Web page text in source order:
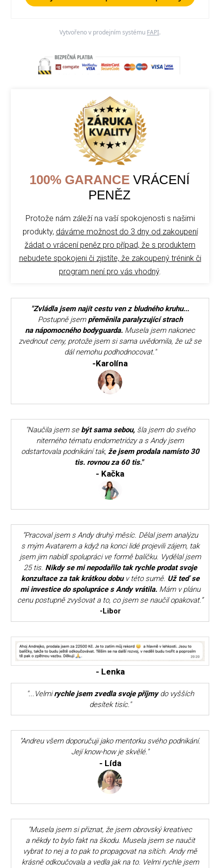
Vytvořeno v prodejním systému FAPI.
100% GARANCEVRÁCENÍ
PENĚZ
Protože nám záleží na vaší spokojenosti s našimi
produkty, dáváme možnost do 3 dny od zakoupení
žádat o vrácení peněz pro případ, že s produktem
nebudete spokojeni či zjistíte, že zakoupený trénink či
program není pro vás vhodný.
"Zvládla jsem najít cestu ven z bludného kruhu...
Postupně jsem přeměnila paralyzující strach
na nápomocného bodyguarda. Musela jsem nakonec
zvednout ceny, protože jsem si sama uvědomila, že už se
dál nemohu podhodnocovat."
-Karolína
"Naučila jsem se být sama sebou,šla jsem do svého
niterného tématu endometriózy a s Andy jsem
odstartovala podnikání tak, že jsem prodala namísto 30
tis. rovnou za 60 tis."
- Kačka
“Pracoval jsem s Andy druhý měsíc. Dělal jsem analýzu
s mým Avatarem a když na konci lidé projevili zájem, tak
jsem jim nabídl spolupráci ve formě balíčku. Vydělal jsem
25 tis. Nikdy se mi nepodařilo tak rychle prodat svoje
konzultace za tak krátkou dobuv této sumě. Už teď se
mi investice do spolupráce s Andy vrátila.Mám v plánu
cenu postupně zvyšovat a to, co jsem se naučil opakovat.”
-Libor
- Lenka
"...Velmirychle jsem zvedla svoje příjmydo vyšších
desítek tisíc."
"Andreu všem doporučuji jako mentorku svého podnikání.
Její know-how je skvělé."
- Lída
"Musela jsem si přiznat, že jsem obrovský kreativec
a někdy to bylo fakt na škodu. Musela jsem se naučit
vybrat to nej a to pak to propagovat na sítích. Andy mě
krásně odkoučovala a vedla jak na to. Velmi rychle jsem